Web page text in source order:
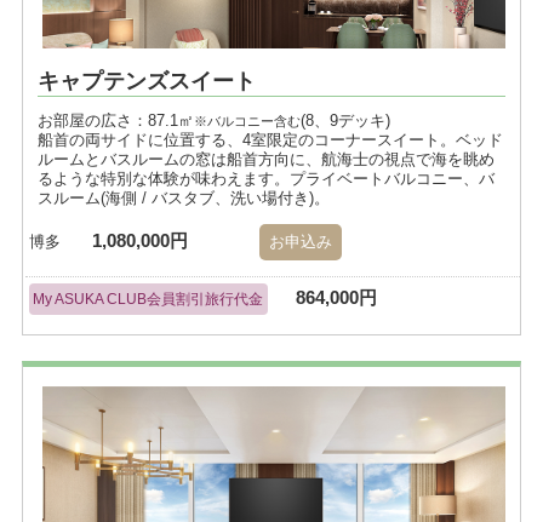
キャプテンズスイート
お部屋の広さ：87.1㎡ ※バルコニー含む(8、9デッキ)
船首の両サイドに位置する、4室限定のコーナースイート。ベッド
ルームとバスルームの窓は船首方向に、航海士の視点で海を眺め
るような特別な体験が味わえます。プライベートバルコニー、バ
スルーム(海側 / バスタブ、洗い場付き)。
博多 1,080,000円 お申込み
My ASUKA CLUB会員割引旅行代金 864,000円